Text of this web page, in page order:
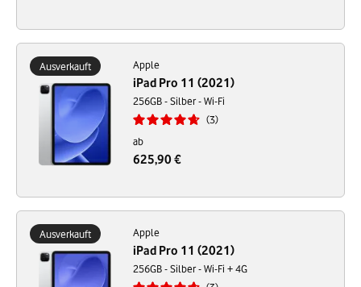
Ausverkauft Apple
iPad Pro 11 (2021)
256GB - Silber - Wi-Fi
3
ab
625,90 €
Ausverkauft Apple
iPad Pro 11 (2021)
256GB - Silber - Wi-Fi + 4G